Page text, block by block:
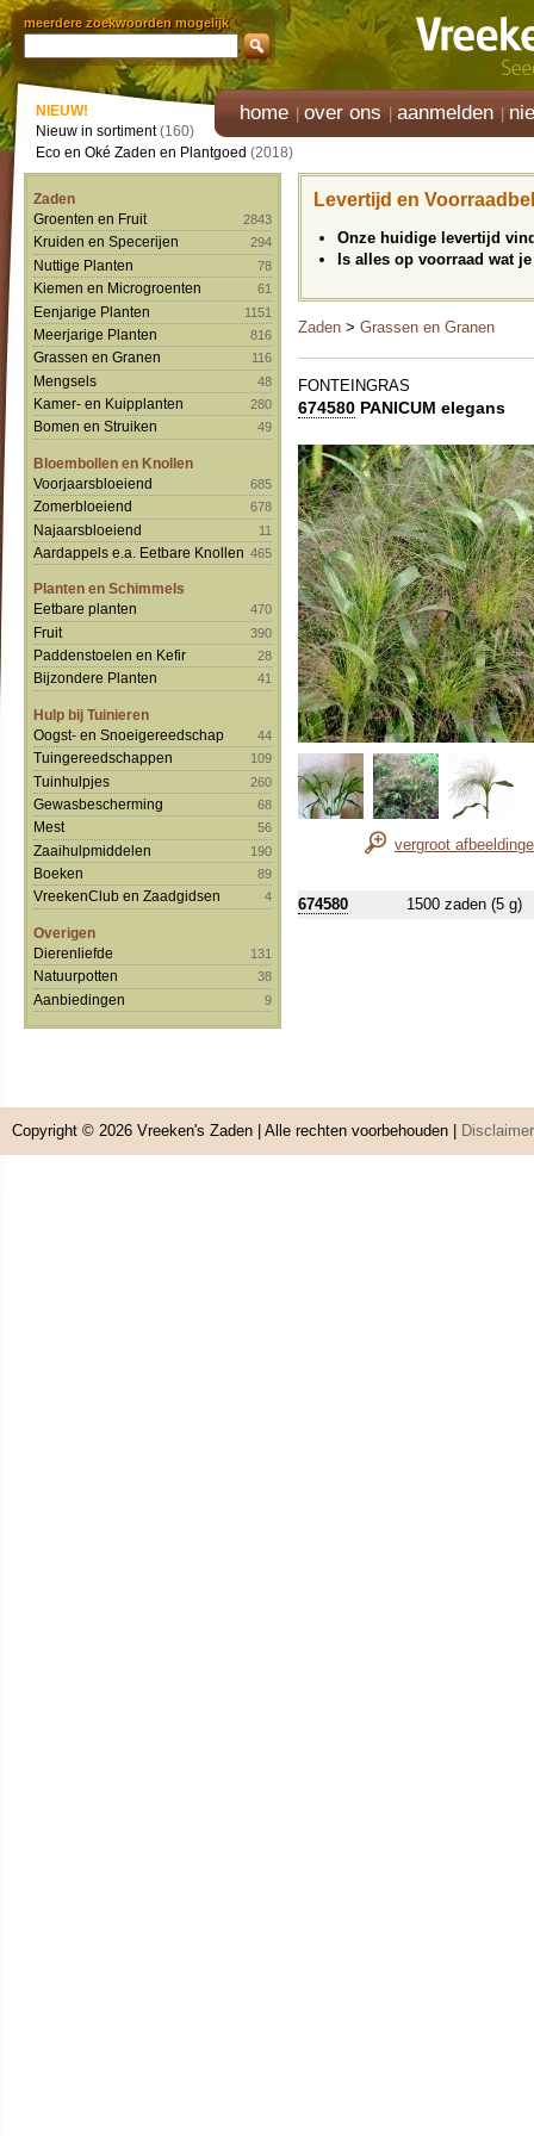
meerdere zoekwoorden mogelijk
home over ons aanmelden
NIEUW!
Nieuw in sortiment(160)
Eco en Oké Zaden en Plantgoed (2018)
Zaden
Groenten en Fruit
2843
Kruiden en Specerijen 294
Nuttige Planten 78
Kiemen en Microgroenten 61
Eenjarige Planten 1151
Meerjarige Planten 816
Grassen en Granen 116
Mengsels 48
Kamer- en Kuipplanten 280
Bomen en Struiken 49
Bloembollen en Knollen
Voorjaarsbloeiend
685
Zomerbloeiend 678
Najaarsbloeiend 11
Aardappels e.a. Eetbare Knollen 465
Planten en Schimmels
Eetbare planten
470
Fruit 390
Paddenstoelen en Kefir 28
Bijzondere Planten 41
Hulp bij Tuinieren
Oogst- en Snoeigereedschap
44
Tuingereedschappen 109
Tuinhulpjes 260
Gewasbescherming 68
Mest 56
Zaaihulpmiddelen 190
Boeken 89
VreekenClub en Zaadgidsen 4
Overigen
Dierenliefde
131
Natuurpotten 38
Aanbiedingen 9
Levertijd en
Onze huidige levertijd
Is alles op voorraad wat
Zaden > Grassen en Granen
FONTEINGRAS
674580 PANICUM elegans
vergroot
674580 1500 zaden (5 g)
Copyright © 2026 Vreeken's Zaden | Alle rechten voorbehouden | Disclaimer